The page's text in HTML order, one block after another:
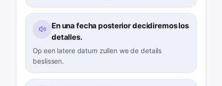
En una fecha posterior decidiremos los
detalles.
Op een latere datum zullen we de details
beslissen.